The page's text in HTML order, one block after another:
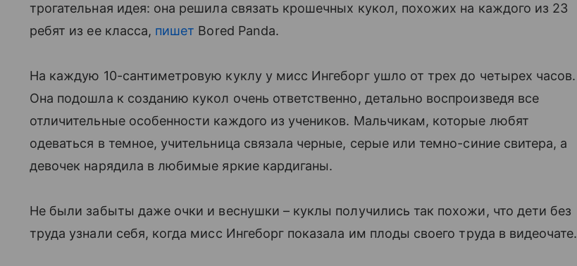
трогательная идея: она решила связать крошечных кукол, похожих на каждого из 23
ребят из ее класса, пишет Bored Panda.
На каждую 10-сантиметровую куклу у мисс Ингеборг ушло от трех до четырех часов.
Она подошла к созданию кукол очень ответственно, детально воспроизведя все
отличительные особенности каждого из учеников. Мальчикам, которые любят
одеваться в темное, учительница связала черные, серые или темно-синие свитера, а
девочек нарядила в любимые яркие кардиганы.
Не были забыты даже очки и веснушки – куклы получились так похожи, что дети без
труда узнали себя, когда мисс Ингеборг показала им плоды своего труда в видеочате.